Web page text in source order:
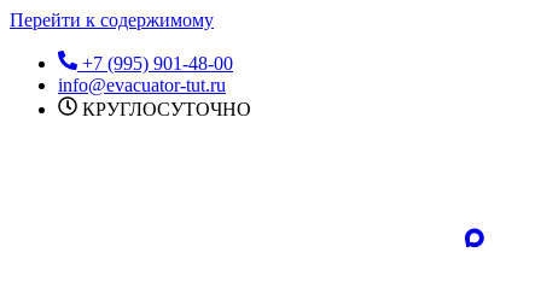
Перейти к содержимому
+7 (995) 901-48-00
info@evacuator-tut.ru
КРУГЛОСУТОЧНО